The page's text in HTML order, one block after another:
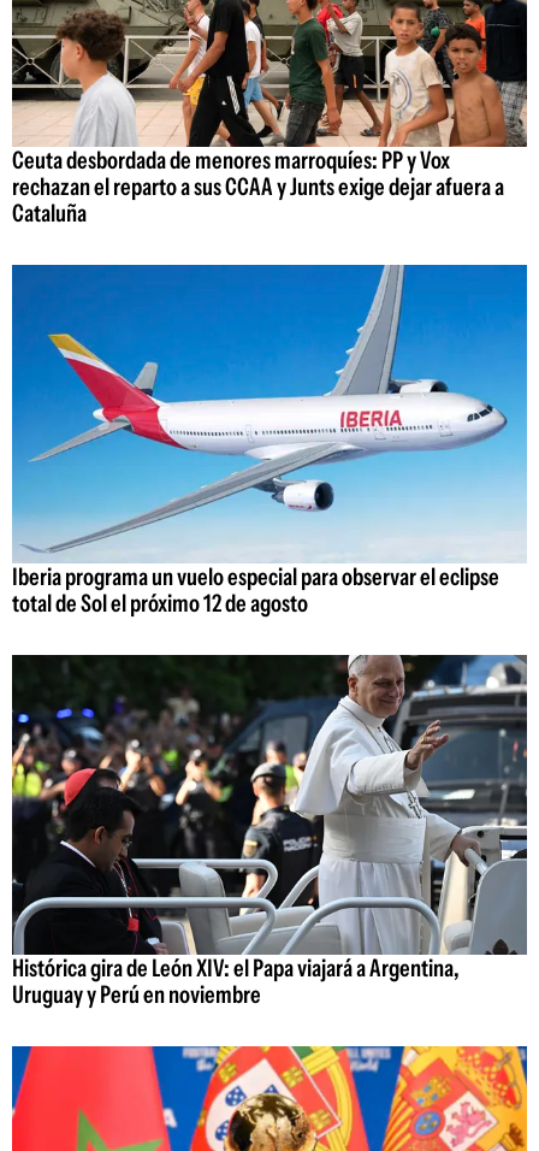
Ceuta desbordada de menores marroquíes: PP y Vox
rechazan el reparto a sus CCAA y Junts exige dejar afuera a
Cataluña
Iberia programa un vuelo especial para observar el eclipse
total de Sol el próximo 12 de agosto
Histórica gira de León XIV: el Papa viajará a Argentina,
Uruguay y Perú en noviembre